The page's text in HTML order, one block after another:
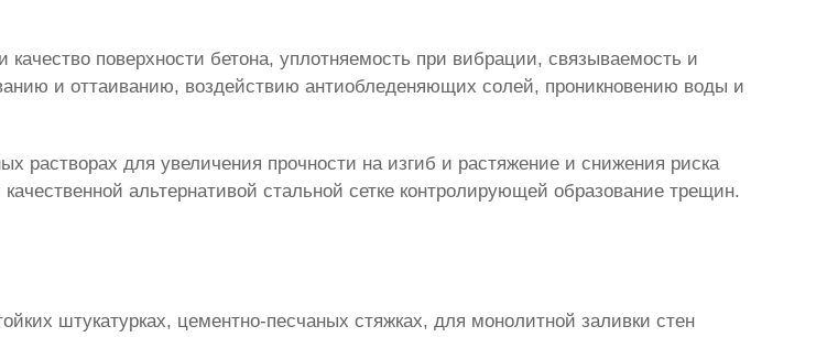
поверхности бетона, уплотняемость при вибрации, связываемость и
и оттаиванию, воздействию антиобледеняющих солей, проникновению воды и
растворах для увеличения прочности на изгиб и растяжение и снижения риска
альтернативой стальной сетке контролирующей образование трещин.
штукатурках, цементно-песчаных стяжках, для монолитной заливки стен